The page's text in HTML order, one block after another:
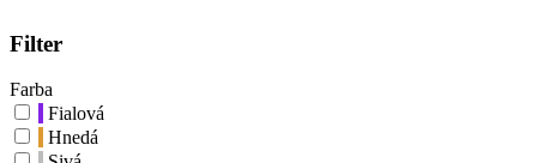
Filter
Farba
Fialová
Hnedá